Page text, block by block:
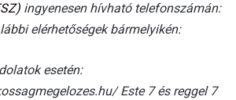
ingyenesen hívható telefonszámán:
elérhetőségek bármelyikén:
esetén:
Este 7 és reggel 7